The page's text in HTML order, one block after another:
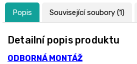
Popis Související soubory (1)
Detailní popis produktu
ODBORNÁ MONTÁŽ